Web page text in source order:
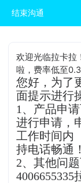
结束沟通
欢迎光临拉卡拉
啦，费率低至
您好，为了
面提示进行
1、产品申
进行申请，
工作时间内
持电话畅通！
2、其他问
4006655335